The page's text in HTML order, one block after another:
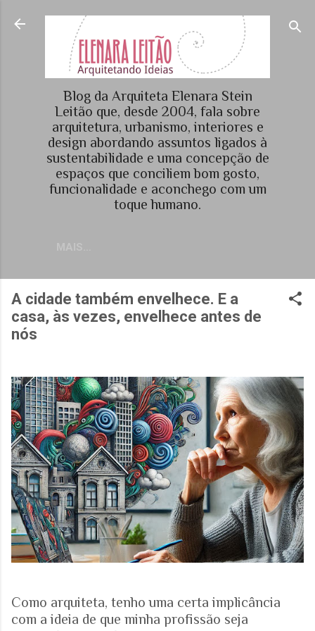
Pular para o conteúdo principal
Blog da Arquiteta Elenara Stein
Leitão que, desde 2004, fala sobre
arquitetura, urbanismo, interiores e
design abordando assuntos ligados à
sustentabilidade e uma concepção de
espaços que conciliem bom gosto,
funcionalidade e aconchego com um
toque humano.
A cidade também envelhece. E a
casa, às vezes, envelhece antes de
nós
Como arquiteta, tenho uma certa implicância
com a ideia de que minha profissão seja